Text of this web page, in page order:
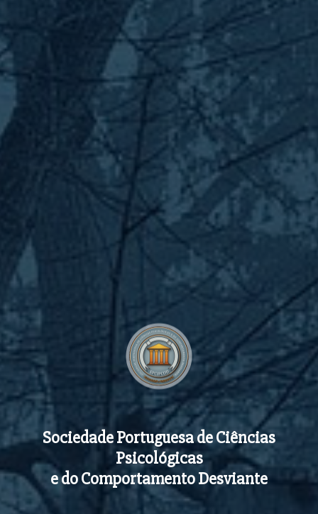
Sociedade Portuguesa de Ciências
Psicológicas
e do Comportamento Desviante